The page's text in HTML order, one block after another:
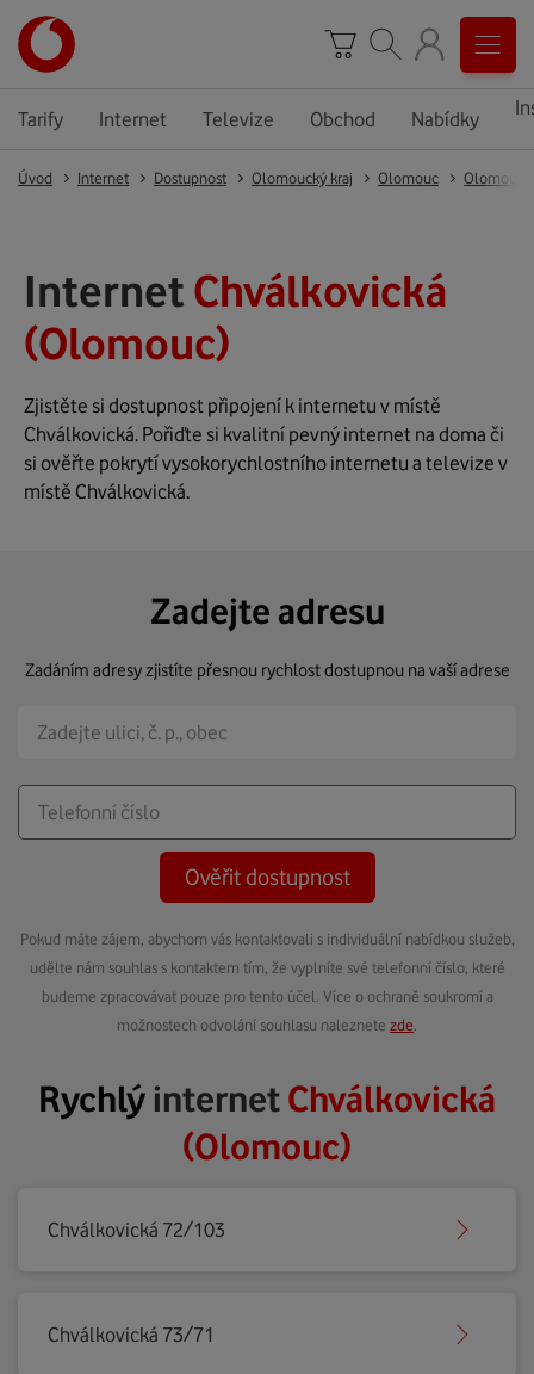
Tarify Internet Televize Obchod Nabídky
Úvod Internet Dostupnost Olomoucký kraj Olomouc Olomouc
Internet Chválkovická
(Olomouc)
Zjistěte si dostupnost připojení k internetu v místě
Chválkovická. Pořiďte si kvalitní pevný internet na doma či
si ověřte pokrytí vysokorychlostního internetu a televize v
místě Chválkovická.
Zadejte adresu
Zadáním adresy zjistíte přesnou rychlost dostupnou na vaší adrese
Ověřit dostupnost
Pokud máte zájem, abychom vás kontaktovali s individuální nabídkou služeb,
udělte nám souhlas s kontaktem tím, že vyplníte své telefonní číslo, které
budeme zpracovávat pouze pro tento účel. Více o ochraně soukromí a
možnostech odvolání souhlasu naleznete zde
RychlýinternetChválkovická
(Olomouc)
Chválkovická 72/103
Chválkovická 73/71